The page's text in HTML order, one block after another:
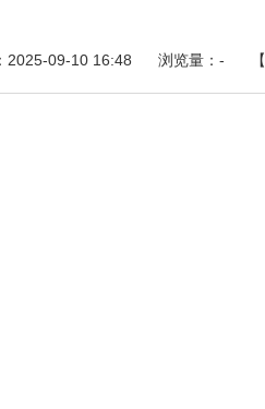
2025-09-10 16:48 浏览量： -